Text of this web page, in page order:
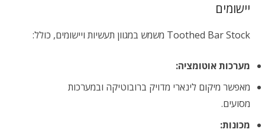
יישומים
Toothed Bar Stock משמש במגוון תעשיות ויישומים, כולל:
מערכות אוטומציה:
מאפשר מיקום לינארי מדויק ברובוטיקה ובמערכות
מסועים.
מכונות: